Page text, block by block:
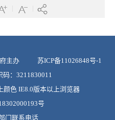
政府主办 苏ICP备11026848号-1
3211830011
上颜色 IE8.0版本以上浏览器
号
门联系电话